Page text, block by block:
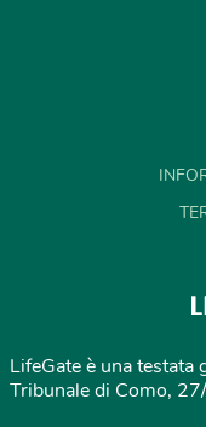
LifeGate è una
Tribunale di Como,